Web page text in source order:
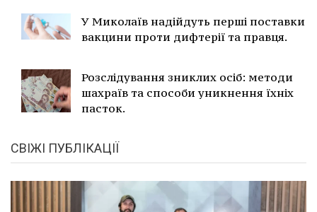
У Миколаїв надійдуть перші поставки
вакцини проти дифтерії та правця.
Розслідування зниклих осіб: методи
шахраїв та способи уникнення їхніх
пасток.
СВІЖІ ПУБЛІКАЦІЇ